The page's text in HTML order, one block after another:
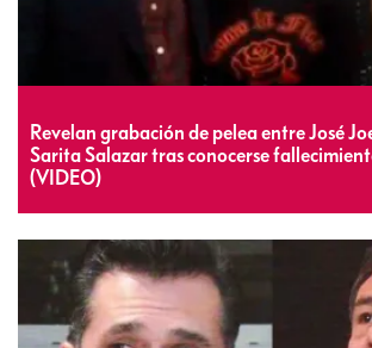
Revelan grabación de pelea entre José
Sarita Salazar tras conocerse
(VIDEO)